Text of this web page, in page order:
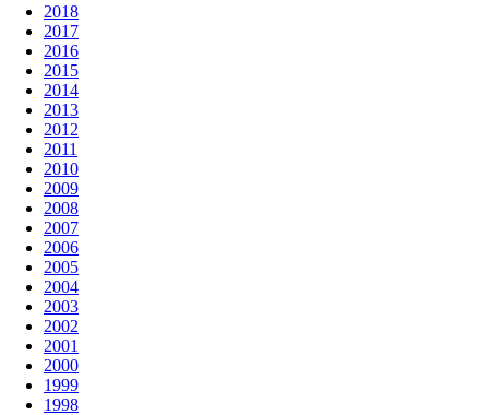
2018
2017
2016
2015
2014
2013
2012
2011
2010
2009
2008
2007
2006
2005
2004
2003
2002
2001
2000
1999
1998